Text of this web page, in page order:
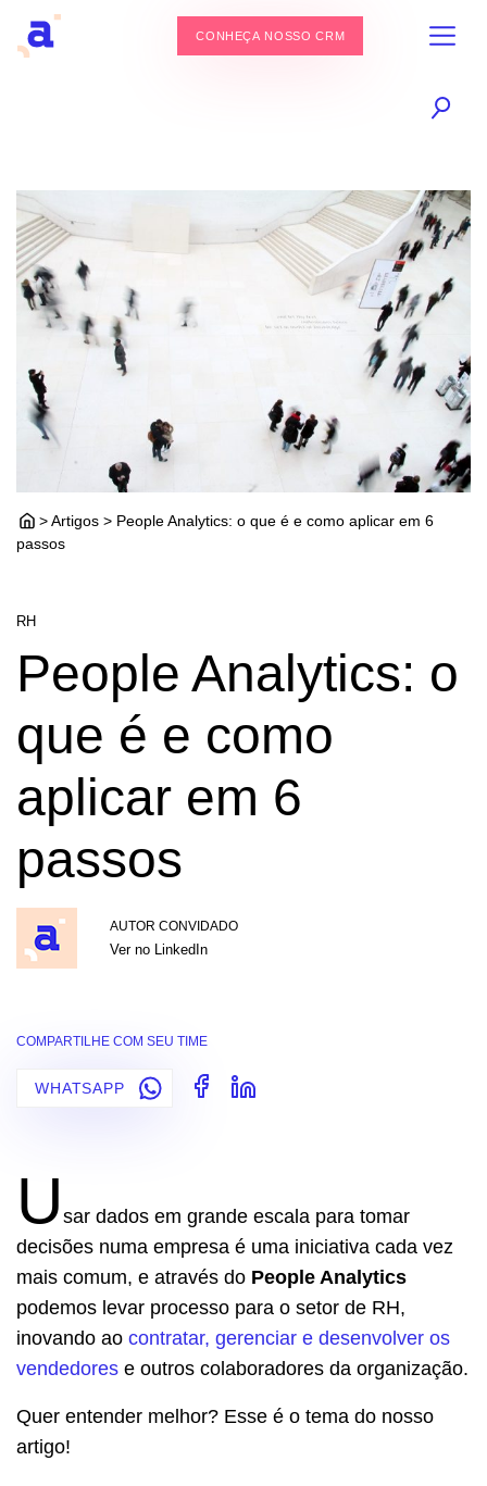
CONHEÇA NOSSO CRM
> Artigos > People Analytics: o que é e como aplicar em 6
passos
RH
People Analytics: o
que é e como
aplicar em 6
passos
AUTOR CONVIDADO
Ver no LinkedIn
COMPARTILHE COM SEU TIME
WHATSAPP
U sar dados em grande escala para tomar
decisões numa empresa é uma iniciativa cada vez
mais comum, e através do People Analytics
podemos levar processo para o setor de RH,
inovando ao contratar, gerenciar e desenvolver os
vendedores e outros colaboradores da organização.
Quer entender melhor? Esse é o tema do nosso
artigo!